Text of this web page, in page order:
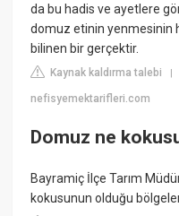
da bu hadis ve ayetlere
domuz etinin yenmesinin
bilinen bir gerçektir.
Kaynak kaldırma talebi
nefisyemektarifleri.com
Domuz ne
Bayramiç İlçe Tarım
kokusunun olduğu